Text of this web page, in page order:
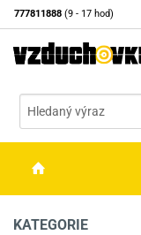
777811888 (9 - 17 hod)
KATEGORIE